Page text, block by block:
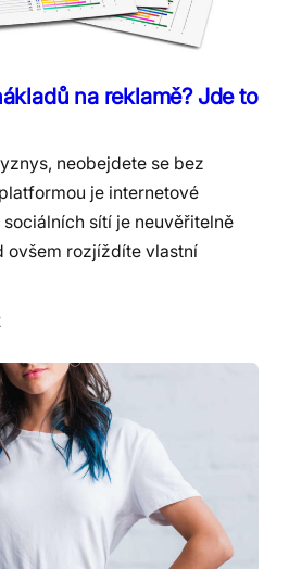
na reklamě? Jde to
neobejdete se bez
je internetové
sítí je neuvěřitelně
ovšem rozjíždíte vlastní